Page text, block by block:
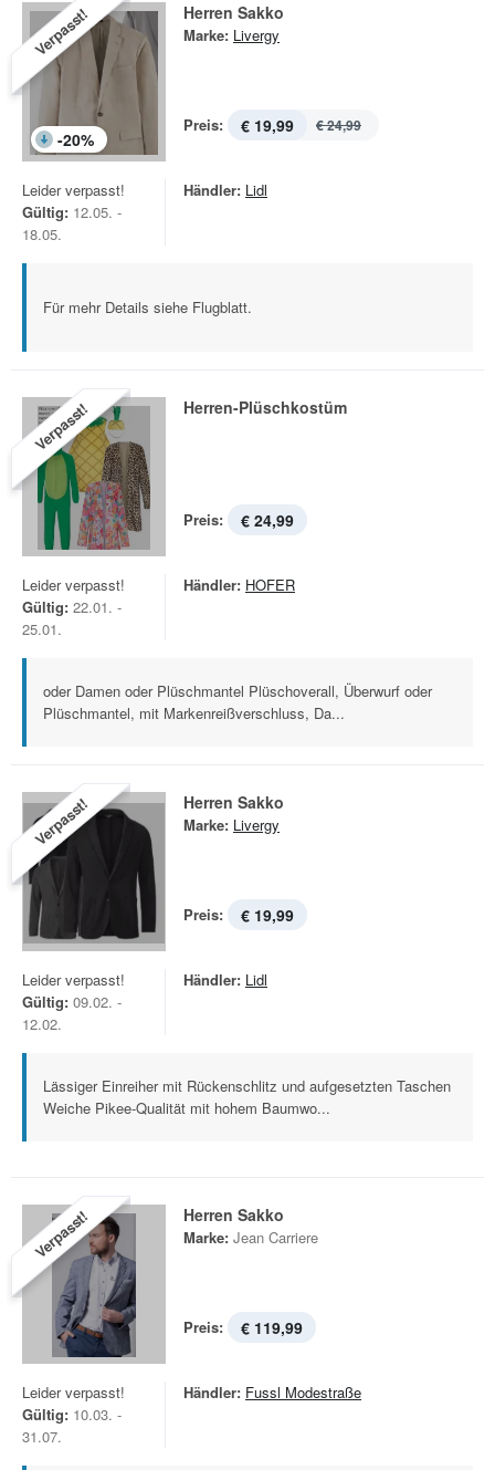
Verpasst!
-20%
Herren Sakko
Marke: Livergy
Preis: € 19,99 € 24,99
Leider verpasst!
Gültig: 12.05. -
18.05.
Händler: Lidl
Für mehr Details siehe Flugblatt.
Verpasst! Herren-Plüschkostüm
Preis: € 24,99
Leider verpasst!
Gültig: 22.01. -
25.01.
Händler: HOFER
oder Damen oder Plüschmantel Plüschoverall, Überwurf oder
Plüschmantel, mit Markenreißverschluss, Da...
Verpasst! Herren Sakko
Marke: Livergy
Preis: € 19,99
Leider verpasst!
Gültig: 09.02. -
12.02.
Händler: Lidl
Lässiger Einreiher mit Rückenschlitz und aufgesetzten Taschen
Weiche Pikee-Qualität mit hohem Baumwo...
Verpasst! Herren Sakko
Marke: Jean Carriere
Preis: € 119,99
Leider verpasst!
Gültig: 10.03. -
31.07.
Händler: Fussl Modestraße